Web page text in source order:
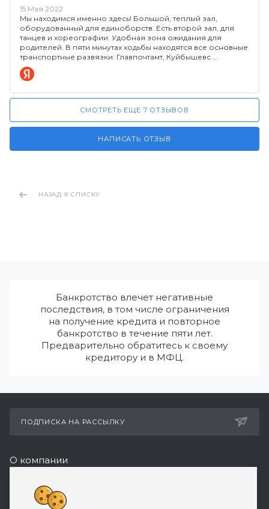
15 Мая 2022
Мы находимся именно здесь! Большой, теплый зал,
оборудованный для единоборств. Есть второй зал, для
танцев и хореографии. Удобная зона ожидания для
родителей. В пяти минутах ходьбы находятся все основные
транспортные развязки: Главпочтамт, Куйбышевс
СМОТРЕТЬ ЕЩЕ 7 ОТЗЫВОВ
НАПИСАТЬ ОТЗЫВ
НАЗАД К СПИСКУ
Банкротство влечет негативные
последствия, в том числе ограничения
на получение кредита и повторное
банкротство в течение пяти лет.
Предварительно обратитесь к своему
кредитору и в МФЦ.
ПОДПИСКА НА РАССЫЛКУ
О компании
Реквизиты